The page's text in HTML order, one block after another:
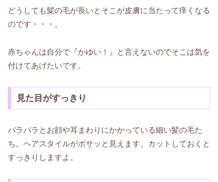
どうしても髪の毛が長いとそこが皮膚に当たって痒くなる
のです・・・。
赤ちゃんは自分で『かゆい！』と言えないのでそこは気を
付けてあげたいです。
見た目がすっきり
パラパラとお顔や耳まわりにかかっている細い髪の毛た
ち。ヘアスタイルがボサッと見えます。カットしておくと
すっきりしますよ。